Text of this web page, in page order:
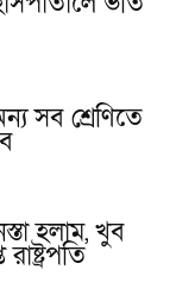
সব শ্রেণিতে
হলাম, খুব